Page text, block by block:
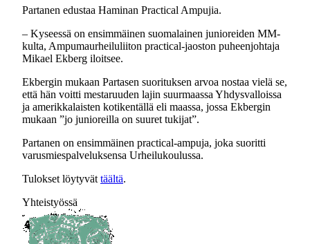
Partanen edustaa Haminan Practical Ampujia.
– Kyseessä on ensimmäinen suomalainen junioreiden MM-
kulta, Ampumaurheiluliiton practical-jaoston puheenjohtaja
Mikael Ekberg iloitsee.
Ekbergin mukaan Partasen suorituksen arvoa nostaa vielä se,
että hän voitti mestaruuden lajin suurmaassa Yhdysvalloissa
ja amerikkalaisten kotikentällä eli maassa, jossa Ekbergin
mukaan ”jo junioreilla on suuret tukijat”.
Partanen on ensimmäinen practical-ampuja, joka suoritti
varusmiespalveluksensa Urheilukoulussa.
Tulokset löytyvät täältä.
Yhteistyössä